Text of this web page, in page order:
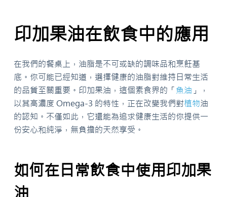
印加果油在飲食中的應用
在我們的餐桌上，油脂是不可或缺的調味品和烹飪基
底。你可能已經知道，選擇健康的油脂對維持日常生活
的品質至關重要。印加果油，這個素食界的「 魚油 」，
以其高濃度 Omega-3 的特性，正在改變我們對植物油
的認知。不僅如此，它還能為追求健康生活的你提供一
份安心和純淨，無負擔的天然享受。
如何在日常飲食中使用印加果
油